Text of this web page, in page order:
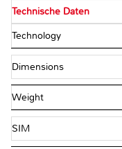
Technische Daten
Technology
Dimensions
Weight
SIM